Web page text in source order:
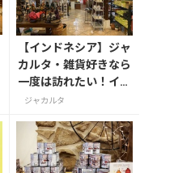
【インドネシア】ジャ
カルタ・雑貨好きなら
一度は訪れたい！イン
ドネシアの魅力が詰ま
ジャカルタ